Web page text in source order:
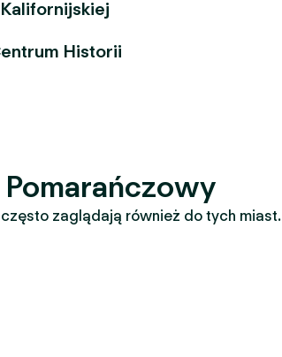
Historii
zaglądają również do tych miast.